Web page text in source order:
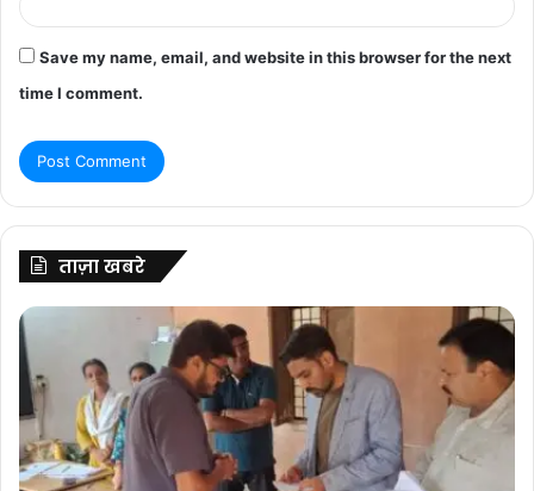
Save my name, email, and website in this browser for the next
time I comment.
ताज़ा खबरे